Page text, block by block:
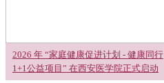
2026 年 “家庭健康促进计划 - 健康同行
1+1公益项目” 在西安医学院正式启动